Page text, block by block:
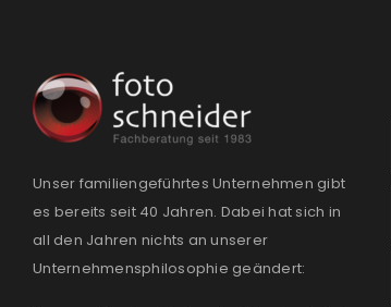
Unser familiengeführtes Unternehmen gibt
es bereits seit 40 Jahren. Dabei hat sich in
all den Jahren nichts an unserer
Unternehmensphilosophie geändert: